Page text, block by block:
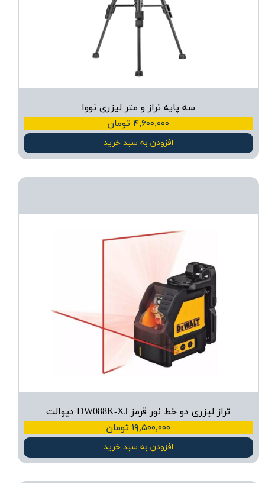
سه پایه تراز و متر لیزری نووا
۴,۶۰۰,۰۰۰ تومان
افزودن به سبد خرید
تراز لیزری دو خط نور قرمز DW088K-XJ دیوالت
۱۹,۵۰۰,۰۰۰ تومان
افزودن به سبد خرید